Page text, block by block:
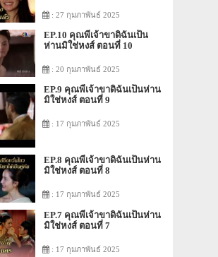
: 27 กุมภาพันธ์ 2025
EP.10 คุณพี่เจ้าขาดิฉันเป็น
ห่านมิใช่หงส์ ตอนที่ 10
: 20 กุมภาพันธ์ 2025
EP.9 คุณพี่เจ้าขาดิฉันเป็นห่าน
มิใช่หงส์ ตอนที่ 9
: 17 กุมภาพันธ์ 2025
EP.8 คุณพี่เจ้าขาดิฉันเป็นห่าน
มิใช่หงส์ ตอนที่ 8
: 17 กุมภาพันธ์ 2025
EP.7 คุณพี่เจ้าขาดิฉันเป็นห่าน
มิใช่หงส์ ตอนที่ 7
: 17 กุมภาพันธ์ 2025